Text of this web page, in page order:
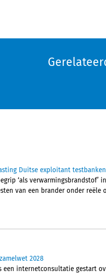
Duitse exploitant
‘als
van een brander onder reële
2028
internetconsultatie gestart